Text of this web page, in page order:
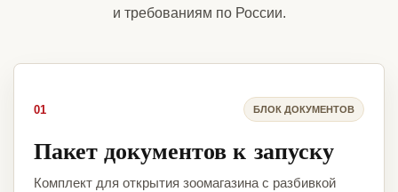
и требованиям по России.
01 БЛОК ДОКУМЕНТОВ
Пакет документов к запуску
Комплект для открытия зоомагазина с разбивкой